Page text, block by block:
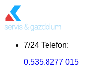
7/24 Telefon:
0.535.8277 015